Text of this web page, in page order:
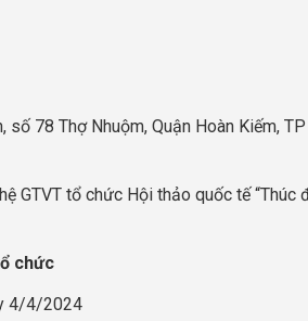
số 78 Thợ Nhuộm, Quận Hoàn Kiếm,
GTVT tổ chức Hội thảo quốc tế
chức
4/4/2024